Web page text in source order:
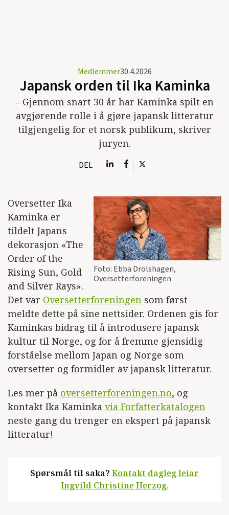
Medlemmer30.4.2026
Japansk orden til Ika Kaminka
– Gjennom snart 30 år har Kaminka spilt en
avgjørende rolle i å gjøre japansk litteratur
tilgjengelig for et norsk publikum, skriver
juryen.
DEL
Foto: Ebba Drolshagen,
Oversetterforeningen
Oversetter Ika
Kaminka er
tildelt Japans
dekorasjon «The
Order of the
Rising Sun, Gold
and Silver Rays».
Det var Oversetterforeningen som først
meldte dette på sine nettsider. Ordenen gis for
Kaminkas bidrag til å introdusere japansk
kultur til Norge, og for å fremme gjensidig
forståelse mellom Japan og Norge som
oversetter og formidler av japansk litteratur.
Les mer på oversetterforeningen.no, og
kontakt Ika Kaminka via Forfatterkatalogen
neste gang du trenger en ekspert på japansk
litteratur!
Spørsmål til saka? Kontakt dagleg leiar
Ingvild Christine Herzog.